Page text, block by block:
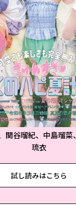
関谷瑠紀、中島瑠
琉衣
試し読みはこちら